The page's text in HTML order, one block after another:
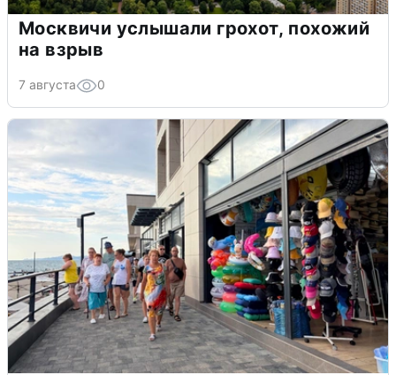
Москвичи услышали грохот, похожий
на взрыв
7 августа 0